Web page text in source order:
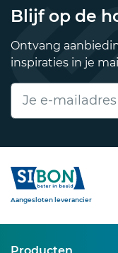
Blijf op de
Ontvang
inspiraties in je
E-mailadres
Sibon
Aangesloten leverancier